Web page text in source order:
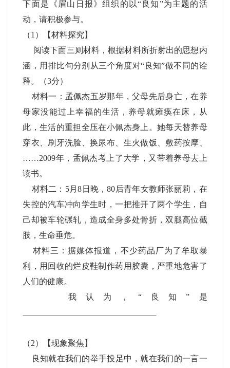
下面是《眉山日报》组织的以“良知”为主题的活
动，请积极参与。
（1）【材料探究】
阅读下面三则材料，根据材料所折射出的思想内
涵，用排比句分别从三个角度对“良知”做不同的诠
释。（3分）
材料一：孟佩杰五岁那年，父母先后身亡，在养
母家没能过上幸福的生活，养母就瘫痪在床，从
此，生活的重担全压在小佩杰身上。她每天替养母
穿衣、刷牙洗脸、换尿布、生火做饭、敷药按摩、
……2009年，孟佩杰考上了大学，又带着养母去上
读书。
材料二：5月8日晚，80后青年女教师张丽莉，在
失控的汽车冲向学生时，一把推开了两个学生，自
己却被车轮碾轧，造成全身多处骨折，双腿高位截
肢，生命垂危。
材料三：据媒体报道，不少药品厂为了牟取暴
利，用回收的烂皮鞋制作药用胶囊，严重地危害了
人们的健康。
我认为，“良知”是
（2）【现象聚焦】
良知就在我们的举手投足中，就在我们的一言一